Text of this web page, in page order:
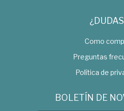
Como
Preguntas
Política de
BOLETÍN DE